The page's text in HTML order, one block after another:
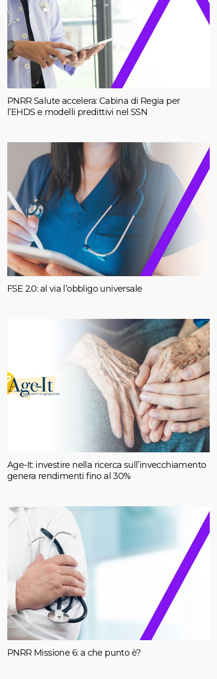
PNRR Salute accelera: Cabina di Regia per
l’EHDS e modelli predittivi nel SSN
FSE 2.0: al via l’obbligo universale
Age-It: investire nella ricerca sull’invecchiamento
genera rendimenti fino al 30%
PNRR Missione 6: a che punto è?